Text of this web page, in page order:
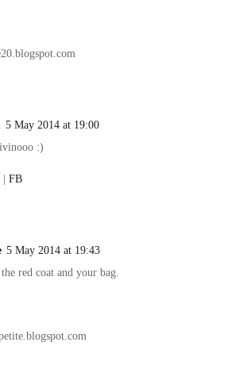
5 May 2014 at 19:00
:)
| FB
5 May 2014 at 19:43
red coat and your bag.